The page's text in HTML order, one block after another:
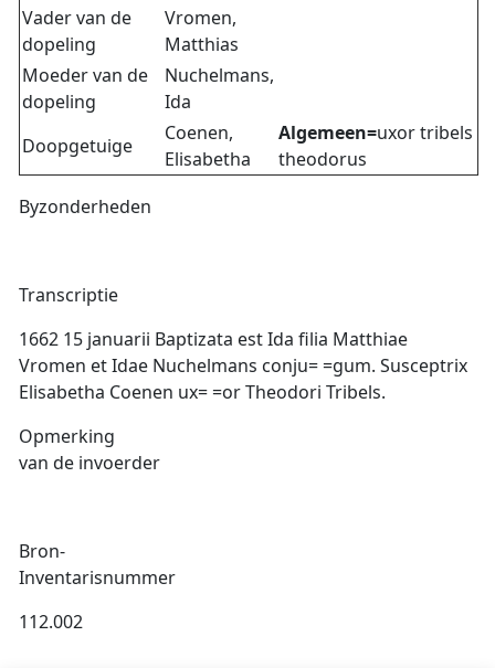
Vader van de
dopeling
Vromen,
Matthias
Moeder van de
dopeling
Nuchelmans,
Ida
Doopgetuige
Coenen,
Elisabetha
Algemeen=uxor tribels
theodorus
Byzonderheden
Transcriptie
1662 15 januarii Baptizata est Ida filia Matthiae
Vromen et Idae Nuchelmans conju= =gum. Susceptrix
Elisabetha Coenen ux= =or Theodori Tribels.
Opmerking
van de invoerder
Bron-
Inventarisnummer
112.002